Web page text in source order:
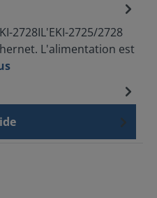
2728IL'EKI-2725/2728
L'alimentation est